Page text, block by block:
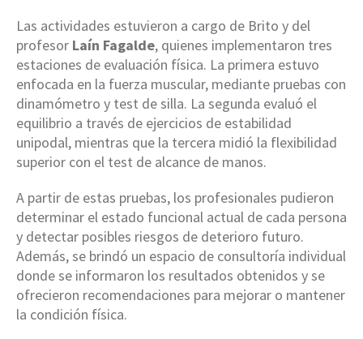
Las actividades estuvieron a cargo de Brito y del
profesor Laín Fagalde, quienes implementaron tres
estaciones de evaluación física. La primera estuvo
enfocada en la fuerza muscular, mediante pruebas con
dinamómetro y test de silla. La segunda evaluó el
equilibrio a través de ejercicios de estabilidad
unipodal, mientras que la tercera midió la flexibilidad
superior con el test de alcance de manos.
A partir de estas pruebas, los profesionales pudieron
determinar el estado funcional actual de cada persona
y detectar posibles riesgos de deterioro futuro.
Además, se brindó un espacio de consultoría individual
donde se informaron los resultados obtenidos y se
ofrecieron recomendaciones para mejorar o mantener
la condición física.